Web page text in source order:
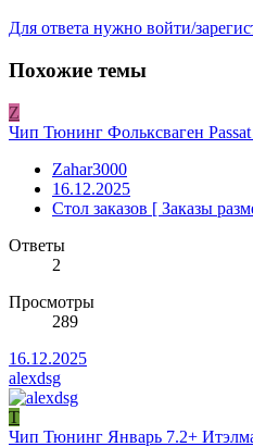
Для ответа нужно войти/
Похожие темы
Z
Чип Тюнинг Фольксваген
Zahar3000
16.12.2025
Стол заказов [ Заказы
Ответы
2
Просмотры
289
16.12.2025
alexdsg
T
Чип Тюнинг Январь 7.2+